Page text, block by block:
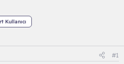
p
n
e
Kullanıcı
#1